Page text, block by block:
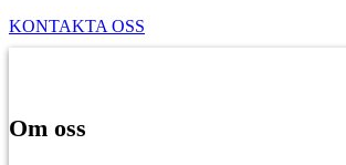
KONTAKTA OSS
Om oss